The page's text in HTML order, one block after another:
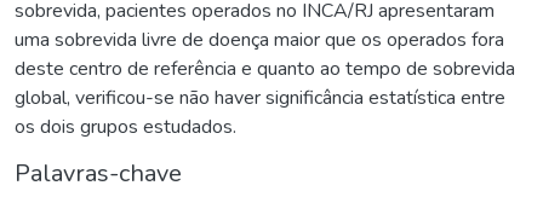
sobrevida, pacientes operados no INCA/RJ apresentaram
uma sobrevida livre de doença maior que os operados fora
deste centro de referência e quanto ao tempo de sobrevida
global, verificou-se não haver significância estatística entre
os dois grupos estudados.
Palavras-chave